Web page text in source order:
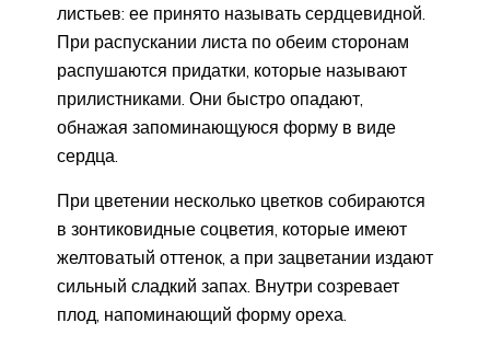
листьев: ее принято называть сердцевидной.
При распускании листа по обеим сторонам
распушаются придатки, которые называют
прилистниками. Они быстро опадают,
обнажая запоминающуюся форму в виде
сердца.
При цветении несколько цветков собираются
в зонтиковидные соцветия, которые имеют
желтоватый оттенок, а при зацветании издают
сильный сладкий запах. Внутри созревает
плод, напоминающий форму ореха.